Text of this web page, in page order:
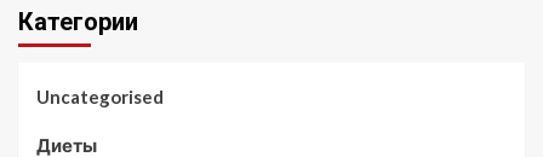
Категории
Uncategorised
Диеты